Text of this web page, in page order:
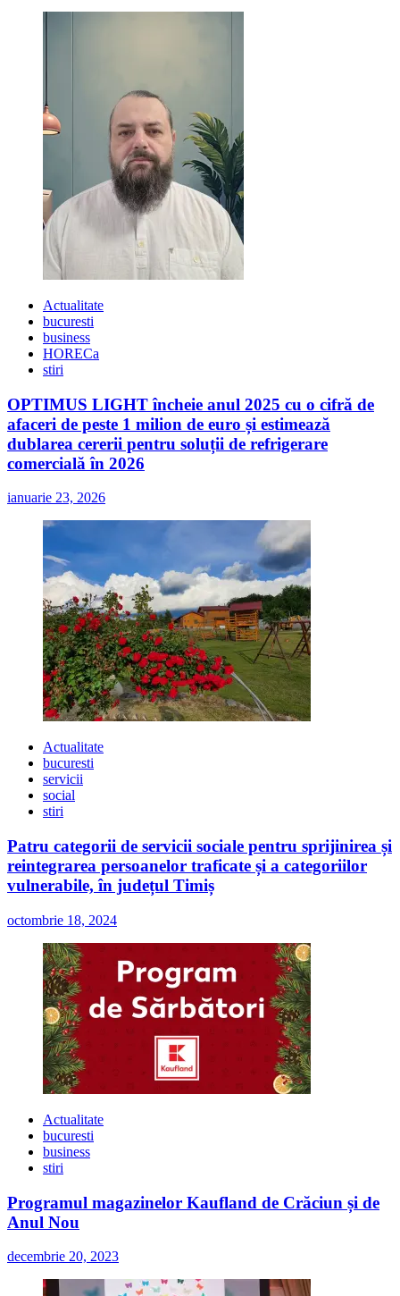
Actualitate
bucuresti
business
HORECa
stiri
OPTIMUS LIGHT încheie anul 2025 cu o cifră de
afaceri de peste 1 milion de euro și estimează
dublarea cererii pentru soluții de refrigerare
comercială în 2026
ianuarie 23, 2026
Actualitate
bucuresti
servicii
social
stiri
Patru categorii de servicii sociale pentru sprijinirea și
reintegrarea persoanelor traficate și a categoriilor
vulnerabile, în județul Timiș
octombrie 18, 2024
Actualitate
bucuresti
business
stiri
Programul magazinelor Kaufland de Crăciun și de
Anul Nou
decembrie 20, 2023